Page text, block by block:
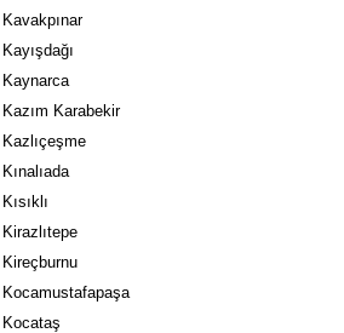
Kavakpınar
Kayışdağı
Kaynarca
Kazım Karabekir
Kazlıçeşme
Kınalıada
Kısıklı
Kirazlıtepe
Kireçburnu
Kocamustafapaşa
Kocataş